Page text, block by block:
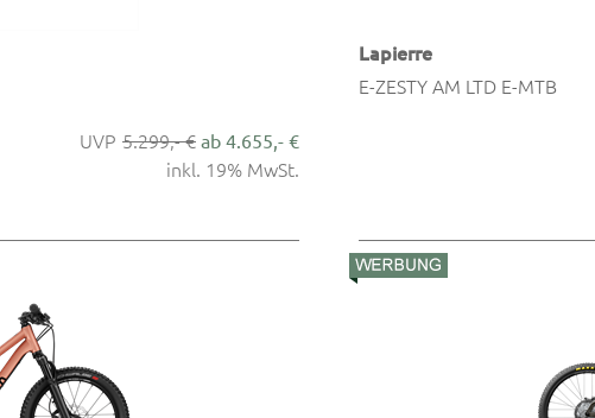
5.299,- € ab 4.655,- €
inkl. 19% MwSt.
Lapierre
E-ZESTY AM LTD E-MTB